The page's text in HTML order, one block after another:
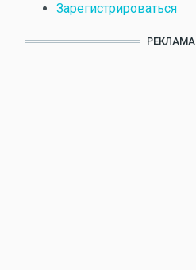
Зарегистрироваться
РЕКЛАМА